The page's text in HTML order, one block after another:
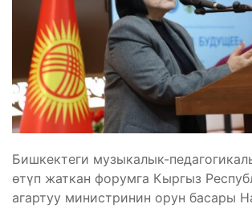
Бишкектеги музыкалык-
өтүп жаткан форумга Кыргыз
агартуу министринин орун басары